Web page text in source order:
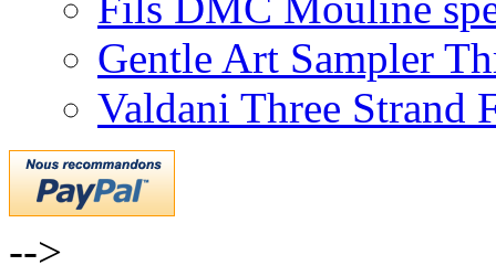
Gentle Art Sampler
Valdani Three Strand
-->